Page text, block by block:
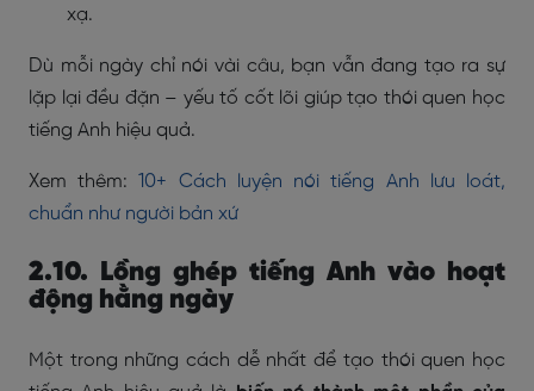
xạ.
Dù mỗi ngày chỉ nói vài câu, bạn vẫn đang tạo ra sự
lặp lại đều đặn – yếu tố cốt lõi giúp tạo thói quen học
tiếng Anh hiệu quả.
Xem thêm:10+ Cách luyện nói tiếng Anh lưu loát,
chuẩn như người bản xứ
2.10. Lồng ghép tiếng Anh vào hoạt
động hằng ngày
Một trong những cách dễ nhất để tạo thói quen học